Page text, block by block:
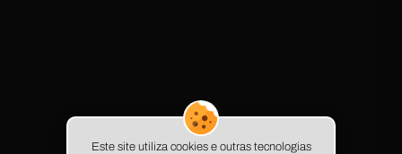
Este site utiliza cookies e outras tecnologias